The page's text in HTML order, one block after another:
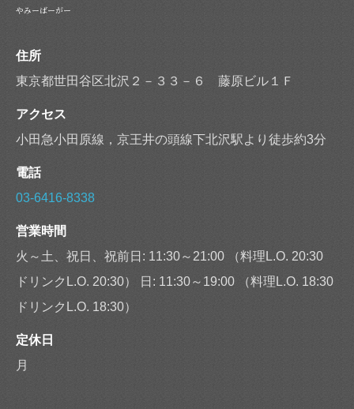
やみーばーがー
住所
東京都世田谷区北沢２－３３－６ 藤原ビル１Ｆ
アクセス
小田急小田原線，京王井の頭線下北沢駅より徒歩約3分
電話
03-6416-8338
営業時間
火～土、祝日、祝前日: 11:30～21:00 （料理L.O. 20:30
ドリンクL.O. 20:30） 日: 11:30～19:00 （料理L.O. 18:30
ドリンクL.O. 18:30）
定休日
月